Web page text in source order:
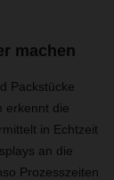
machen
Packstücke
erkennt die
in Echtzeit
an die
Prozesszeiten